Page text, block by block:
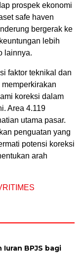
prospek ekonomi
safe haven
bergerak ke
lebih
lainnya.
faktor teknikal dan
memperkirakan
koreksi dalam
Area 4.119
utama pasar.
penguatan yang
potensi koreksi
arah
BPJS bagi